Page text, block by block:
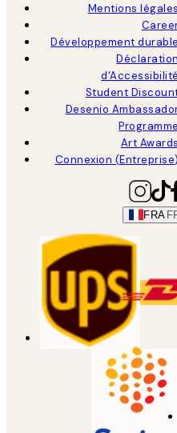
Mentions légales
Développement durable
Déclaration
d'Accessibilité
Student
Desenio
Programme
Art Awards
Connexion (Entreprise)
FRA